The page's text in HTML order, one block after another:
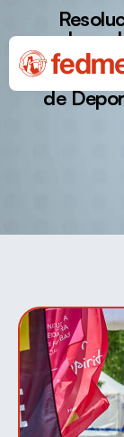
de